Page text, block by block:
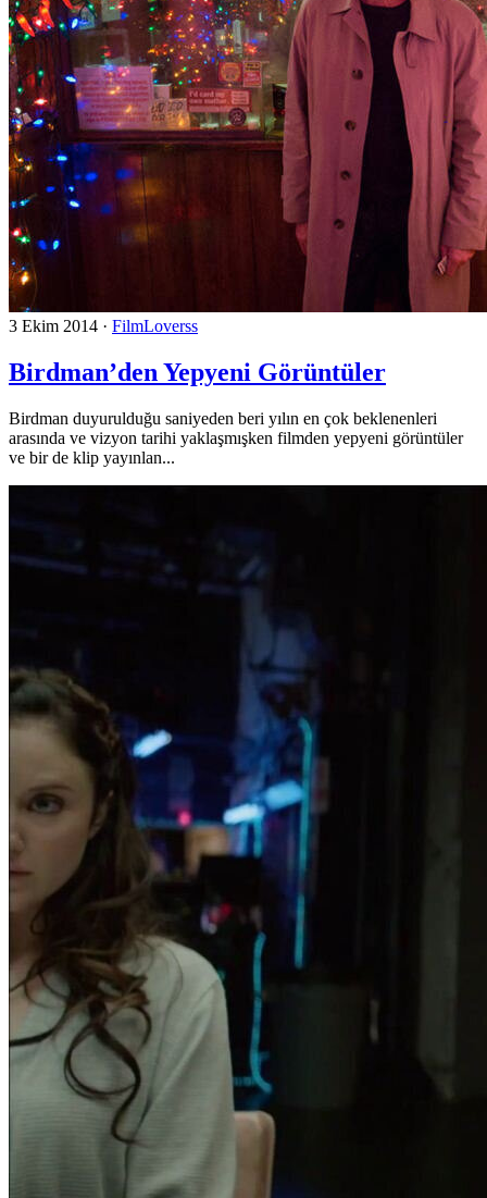
3 Ekim 2014 · FilmLoverss
Birdman’den Yepyeni Görüntüler
Birdman duyurulduğu saniyeden beri yılın en çok beklenenleri
arasında ve vizyon tarihi yaklaşmışken filmden yepyeni görüntüler
ve bir de klip yayınlan...